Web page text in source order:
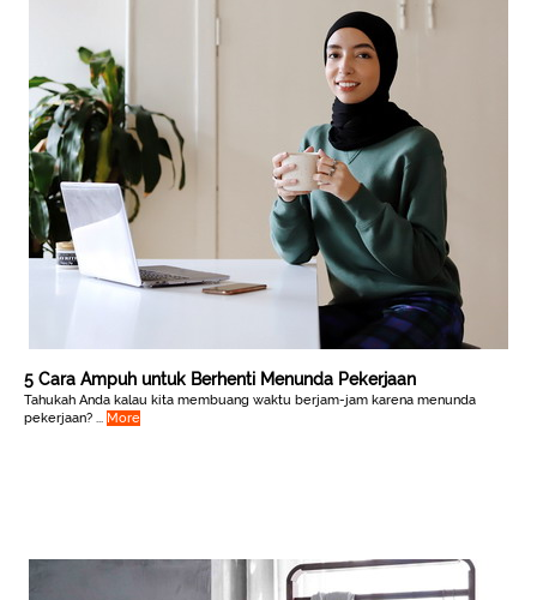
5 Cara Ampuh untuk Berhenti Menunda Pekerjaan
Tahukah Anda kalau kita membuang waktu berjam-jam karena menunda
pekerjaan? ... More